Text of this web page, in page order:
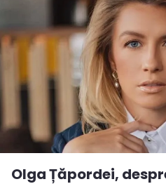
Olga Țăpordei,